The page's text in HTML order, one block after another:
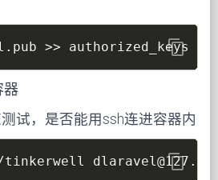
content_copy
>> authorized_keys
器
试，是否能用ssh连进容器内
content_copy